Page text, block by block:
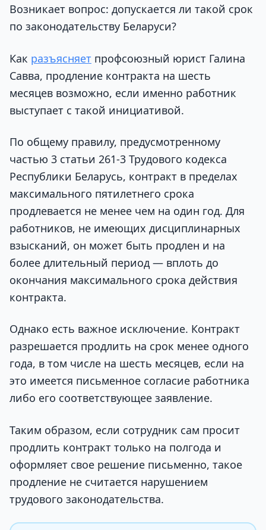
Возникает вопрос: допускается ли такой срок
по законодательству Беларуси?
Как разъясняет профсоюзный юрист Галина
Савва, продление контракта на шесть
месяцев возможно, если именно работник
выступает с такой инициативой.
По общему правилу, предусмотренному
частью 3 статьи 261-3 Трудового кодекса
Республики Беларусь, контракт в пределах
максимального пятилетнего срока
продлевается не менее чем на один год. Для
работников, не имеющих дисциплинарных
взысканий, он может быть продлен и на
более длительный период — вплоть до
окончания максимального срока действия
контракта.
Однако есть важное исключение. Контракт
разрешается продлить на срок менее одного
года, в том числе на шесть месяцев, если на
это имеется письменное согласие работника
либо его соответствующее заявление.
Таким образом, если сотрудник сам просит
продлить контракт только на полгода и
оформляет свое решение письменно, такое
продление не считается нарушением
трудового законодательства.